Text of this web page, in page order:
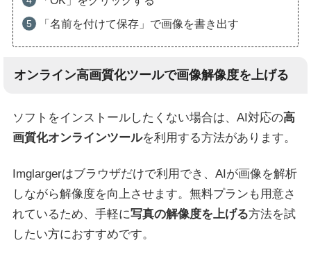
「名前を付けて保存」で画像を書き出す
オンライン高画質化ツールで画像解像度を上げる
ソフトをインストールしたくない場合は、AI対応の高
画質化オンラインツールを利用する方法があります。
Imglargerはブラウザだけで利用でき、AIが画像を解析
しながら解像度を向上させます。無料プランも用意さ
れているため、手軽に写真の解像度を上げる方法を試
したい方におすすめです。